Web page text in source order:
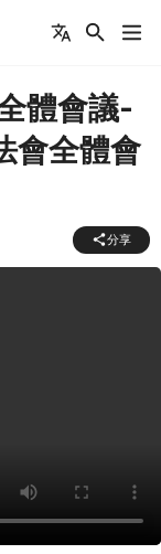
體會議-
會全體會
分享